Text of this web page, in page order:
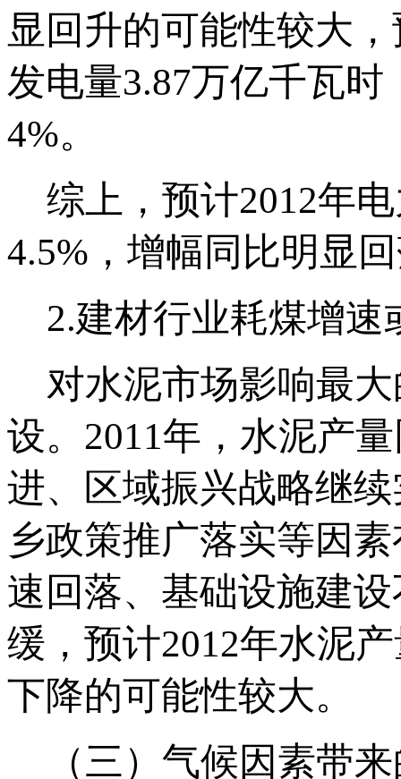
显回升的可能性较大
发电量3.87万亿千瓦
4%。
综上，预计2012年
4.5%，增幅同比明显
2.建材行业耗煤增速
对水泥市场影响最大
设。2011年，水泥产
进、区域振兴战略继
乡政策推广落实等因
速回落、基础设施建
缓，预计2012年水泥
下降的可能性较大。
（三）气候因素带来